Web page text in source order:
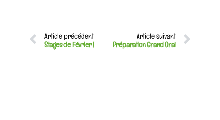
Article précédent
Stages de Février !
Article suivant
Préparation Grand Oral